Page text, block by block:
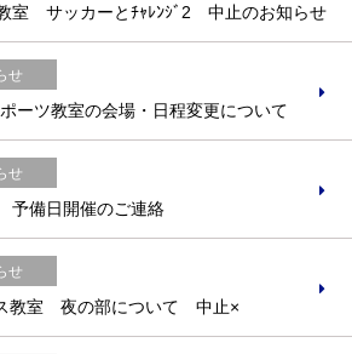
教室 サッカーとﾁｬﾚﾝｼﾞ2 中止のお知らせ
せ
ーツ教室の会場・日程変更について
せ
予備日開催のご連絡
せ
教室 夜の部について 中止×